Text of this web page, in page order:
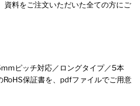
資料をご注文いただいた全ての方にご
ピッチ対応／ロングタイプ／5本
保証書を、pdfファイルでご用意